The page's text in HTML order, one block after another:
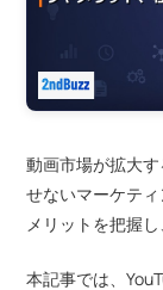
動画市場が拡大
せないマーケテ
メリットを把握
本記事では、